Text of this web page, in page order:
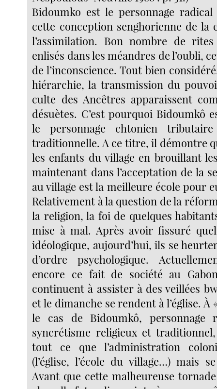
Bidoumko est le personnage
cette conception senghorienne de la
l’assimilation. Bon nombre de
enlisés dans les méandres de l’oubli,
de l’inconscience. Tout bien
hiérarchie, la transmission du
culte des Ancêtres apparaissent
désuètes. C’est pourquoi Bidoumkô
le personnage chtonien tributaire
traditionnelle. A ce titre, il démontre
les enfants du village en brouillant
maintenant dans l’acceptation de la
au village est la meilleure école pour
Relativement à la question de la
la religion, la foi de quelques
mise à mal. Après avoir fissuré
idéologique, aujourd’hui, ils se
d’ordre psychologique.
encore ce fait de société au
continuent à assister à des veillées
et le dimanche se rendent à l’église. À
le cas de Bidoumkô, personnage
syncrétisme religieux et
tout ce que l’administration
(l’église, l’école du village…) mais
Avant que cette malheureuse